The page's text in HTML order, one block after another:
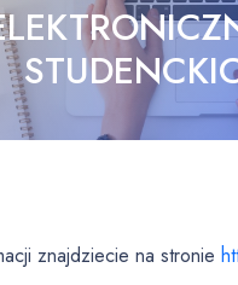
znajdziecie na stronie